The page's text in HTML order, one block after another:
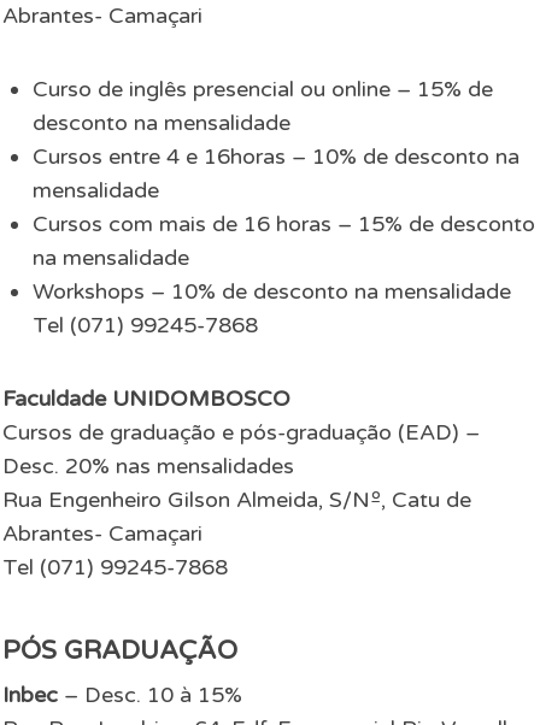
Abrantes- Camaçari
Curso de inglês presencial ou online – 15% de
desconto na mensalidade
Cursos entre 4 e 16horas – 10% de desconto na
mensalidade
Cursos com mais de 16 horas – 15% de desconto
na mensalidade
Workshops – 10% de desconto na mensalidade
Tel (071) 99245-7868
Faculdade UNIDOMBOSCO
Cursos de graduação e pós-graduação (EAD) –
Desc. 20% nas mensalidades
Rua Engenheiro Gilson Almeida, S/Nº, Catu de
Abrantes- Camaçari
Tel (071) 99245-7868
PÓS GRADUAÇÃO
Inbec – Desc. 10 à 15%